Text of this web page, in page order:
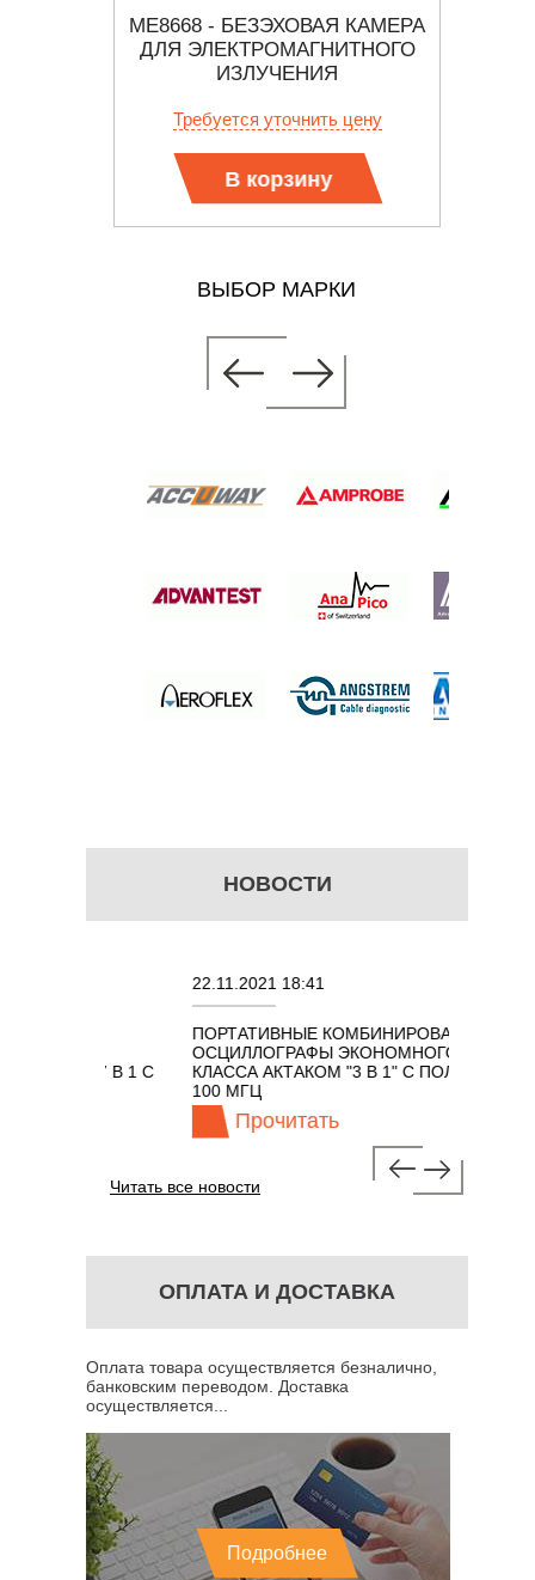
НОВОСТИ
7 В 1 С
22.11.2021 18:41
ПОРТАТИВНЫЕ КОМБИНИРОВАННЫЕ
ОСЦИЛЛОГРАФЫ ЭКОНОМНОГО
КЛАССА АКТАКОМ "3 В 1" С ПОЛОСОЙ
100 МГЦ
Прочитать
Читать все новости
ОПЛАТА И ДОСТАВКА
Оплата товара осуществляется безналично,
банковским переводом. Доставка
осуществляется...
Подробнее
ME8668 - БЕЗЭХОВАЯ КАМЕРА
ДЛЯ ЭЛЕКТРОМАГНИТНОГО
ИЗЛУЧЕНИЯ
Требуется уточнить цену
В корзину
ВЫБОР МАРКИ